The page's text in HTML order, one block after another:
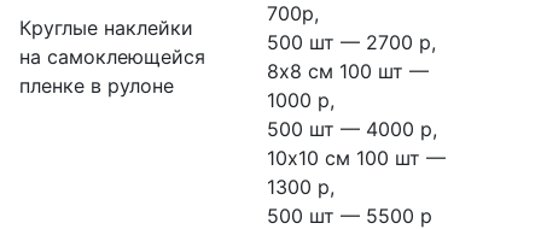
Круглые наклейки
на самоклеющейся
пленке в рулоне
700р,
500 шт — 2700 р,
8х8 см 100 шт —
1000 р,
500 шт — 4000 р,
10х10 см 100 шт —
1300 р,
500 шт — 5500 р